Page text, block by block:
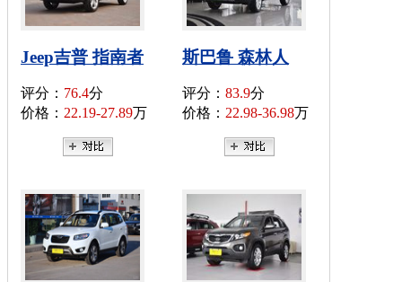
Jeep吉普 指南者
评分： 76.4分
价格： 22.19-27.89万
斯巴鲁 森林人
评分： 83.9分
价格： 22.98-36.98万